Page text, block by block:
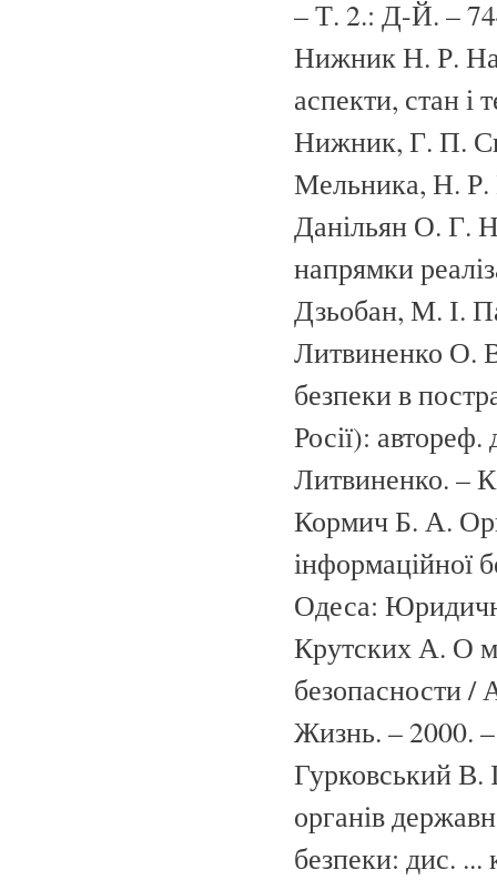
– Т. 2.: Д-Й. –
Нижник Н. Р.
аспекти, стан і
Нижник, Г. П.
Мельника, Н. Р.
Данільян О. Г.
напрямки
Дзьобан, М. І.
Литвиненко О.
безпеки в
Росії):
Литвиненко. –
Кормич Б. А.
інформаційної
Одеса:
Крутских А. О
безопасности
Жизнь. – 2000.
Гурковський В.
органів
безпеки: дис.